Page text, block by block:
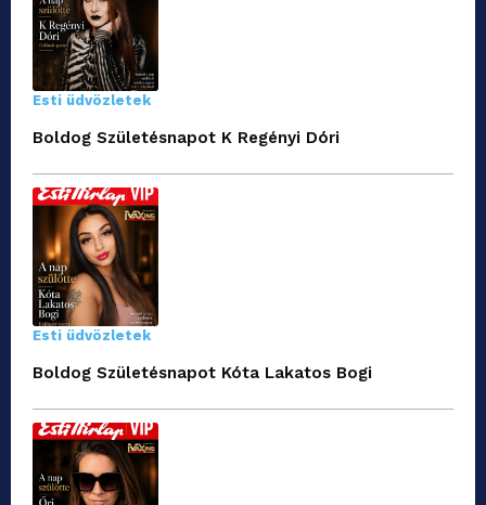
Esti üdvözletek
Boldog Születésnapot K Regényi Dóri
Esti üdvözletek
Boldog Születésnapot Kóta Lakatos Bogi